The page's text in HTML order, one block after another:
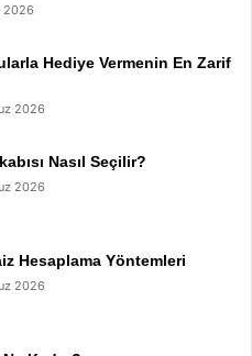
2026
Hediye Vermenin En Zarif
2026
Nasıl Seçilir?
2026
Hesaplama Yöntemleri
2026